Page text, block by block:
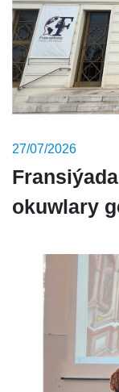
27/07/2026
okuwlary